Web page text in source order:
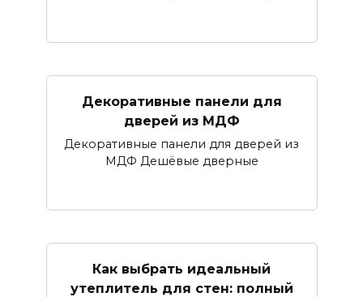
Декоративные панели для
дверей из МДФ
Декоративные панели для дверей из
МДФ Дешёвые дверные
Как выбрать идеальный
утеплитель для стен: полный